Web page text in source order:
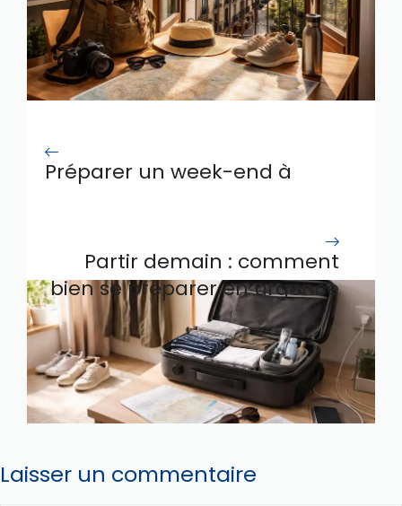
Préparer un week-end à
Partir demain : comment
bien se préparer en urgence
Laisser un commentaire